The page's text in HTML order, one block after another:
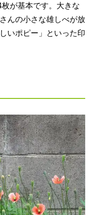
が基本です。大きな
んの小さな雄しべが放
いポピー」といった印